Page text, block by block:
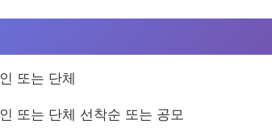
또는 단체
또는 단체 선착순 또는 공모